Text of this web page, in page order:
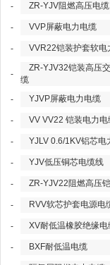
- ZR-YJV阻燃高压电缆
- VVP屏蔽电力电缆
- VVR22铠装护套软电
-
ZR-YJV32铠装高压
缆
-
YJVP屏蔽电力电缆
- VV VV22 铠装电力电
- YJLV 0.6/1KV铝芯电
- YJV低压铜芯电缆线
- ZR-YJV22阻燃高压
- RVV软芯护套电源电
- XV耐低温橡胶绝缘电
- BXF耐低温电缆